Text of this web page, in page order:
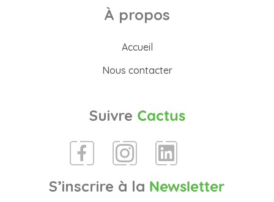
À propos
Accueil
Nous contacter
Suivre Cactus
S’inscrire à la Newsletter